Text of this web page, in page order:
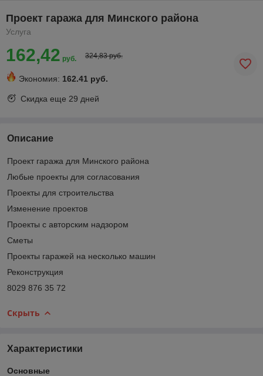
Проект гаража для Минского района
Услуга
162,42 руб. 324,83 руб.
Экономия: 162.41 руб.
Скидка еще 29 дней
Описание
Проект гаража для Минского района
Любые проекты для согласования
Проекты для строительства
Изменение проектов
Проекты с авторским надзором
Сметы
Проекты гаражей на несколько машин
Реконструкция
8029 876 35 72
Скрыть
Характеристики
Основные